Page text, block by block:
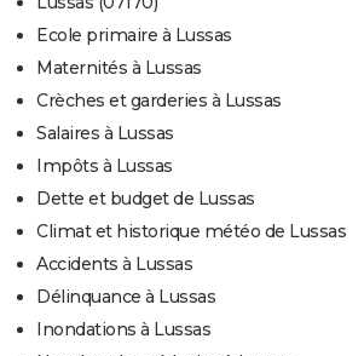
Ecole primaire à Lussas
Maternités à Lussas
Crèches et garderies à Lussas
Salaires à Lussas
Impôts à Lussas
Dette et budget de Lussas
Climat et historique météo de Lussas
Accidents à Lussas
Délinquance à Lussas
Inondations à Lussas